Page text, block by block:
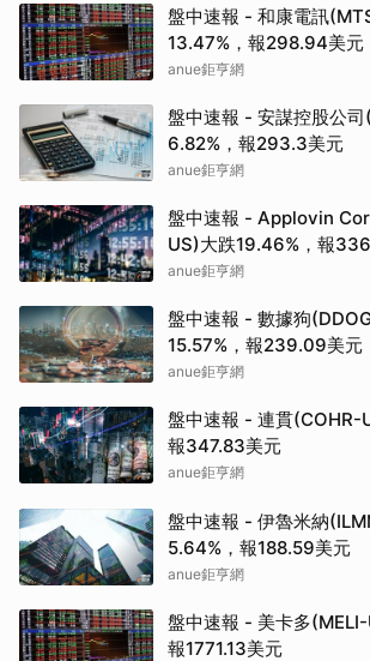
盤中速報 - 和康電訊
13.47%，報298.94美元
anue鉅亨網
盤中速報 - 安謀控股公
6.82%，報293.3美元
anue鉅亨網
盤中速報 - Applovin
US)大跌19.46%，報
anue鉅亨網
盤中速報 - 數據狗
15.57%，報239.09美元
anue鉅亨網
盤中速報 - 連貫(COHR-
報347.83美元
anue鉅亨網
盤中速報 - 伊魯米納
5.64%，報188.59美元
anue鉅亨網
盤中速報 - 美卡多(MELI-
報1771.13美元